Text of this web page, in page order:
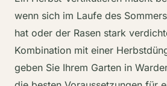
wenn sich im Laufe des
hat oder der Rasen stark
Kombination mit einer
geben Sie Ihrem Garten in